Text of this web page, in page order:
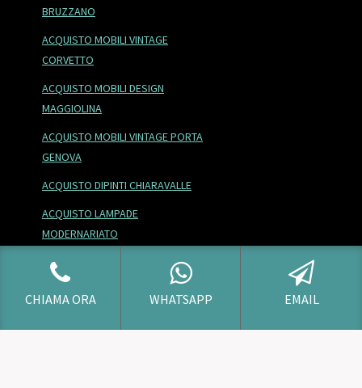
BRUZZANO
ACQUISTO MOBILI VINTAGE
CORVETTO
ACQUISTO MOBILI DESIGN
MAGGIOLINA
ACQUISTO MOBILI VINTAGE PORTA
GENOVA
ACQUISTO DIPINTI CHIARAVALLE
ACQUISTO LAMPADE
MODERNARIATO
ACQUISTO DIPINTI VIALBA
CHIAMA ORA WHATSAPP EMAIL